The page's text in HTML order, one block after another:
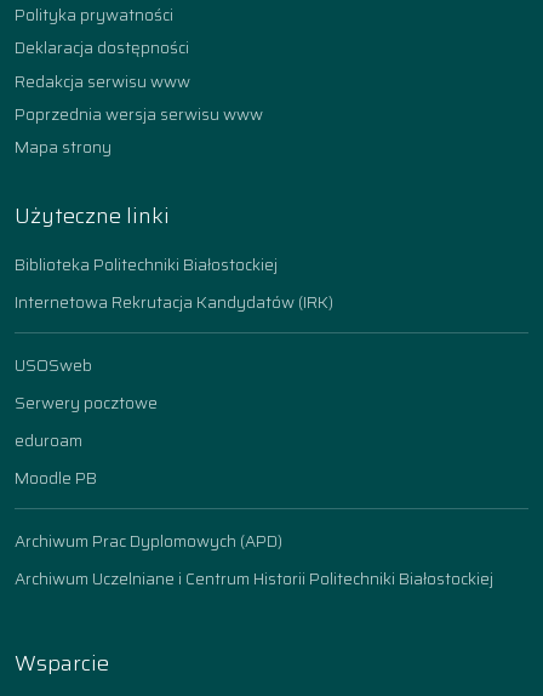
Polityka prywatności
Deklaracja dostępności
Redakcja serwisu www
Poprzednia wersja serwisu www
Mapa strony
Użyteczne linki
Biblioteka Politechniki Białostockiej
Internetowa Rekrutacja Kandydatów (IRK)
USOSweb
Serwery pocztowe
eduroam
Moodle PB
Archiwum Prac Dyplomowych (APD)
Archiwum Uczelniane i Centrum Historii Politechniki Białostockiej
Wsparcie